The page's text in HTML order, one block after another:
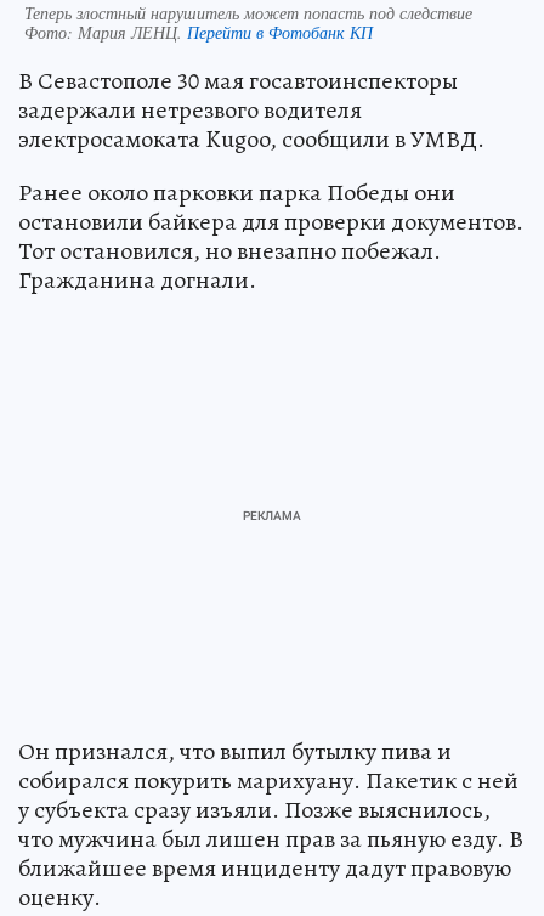
Теперь злостный нарушитель может попасть под следствие
Фото: Мария ЛЕНЦ. Перейти в Фотобанк КП
В Севастополе 30 мая госавтоинспекторы
задержали нетрезвого водителя
электросамоката Kugoo, сообщили в УМВД.
Ранее около парковки парка Победы они
остановили байкера для проверки документов.
Тот остановился, но внезапно побежал.
Гражданина догнали.
Он признался, что выпил бутылку пива и
собирался покурить марихуану. Пакетик с ней
у субъекта сразу изъяли. Позже выяснилось,
что мужчина был лишен прав за пьяную езду. В
ближайшее время инциденту дадут правовую
оценку.